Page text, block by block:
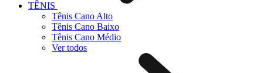
TÊNIS
Tênis Cano Alto
Tênis Cano Baixo
Tênis Cano Médio
Ver todos